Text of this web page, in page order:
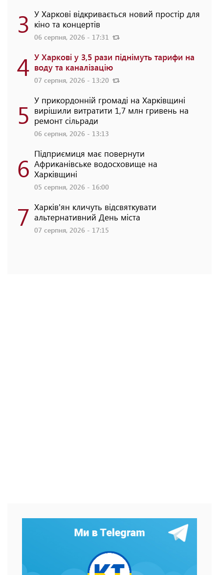
3 У Харкові відкривається новий простір для
кіно та концертів
06 серпня, 2026 - 17:31
4 У Харкові у 3,5 рази піднімуть тарифи на
воду та каналізацію
07 серпня, 2026 - 13:20
5 У прикордонній громаді на Харківщині
вирішили витратити 1,7 млн гривень на
ремонт сільради
06 серпня, 2026 - 13:13
6 Підприємиця має повернути
Африканівське водосховище на
Харківщині
05 серпня, 2026 - 16:00
7 Харків'ян кличуть відсвяткувати
альтернативний День міста
07 серпня, 2026 - 17:15